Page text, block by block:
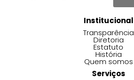
Institucional
Transparência
Diretoria
Estatuto
História
Quem somos
Serviços